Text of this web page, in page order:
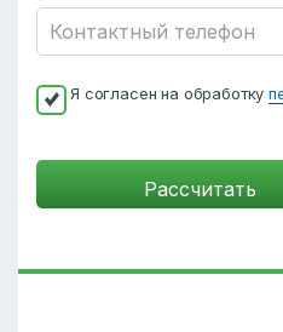
Я согласен на обработку